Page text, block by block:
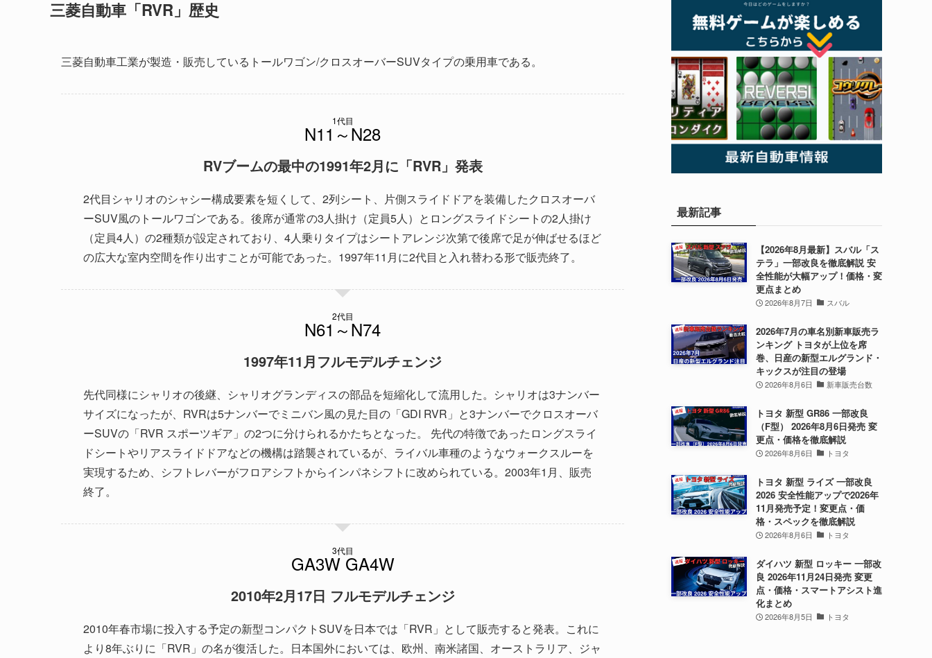
三菱自動車「RVR」歴史
三菱自動車工業が製造・販売しているトールワゴン/クロスオーバーSUVタイプの乗用車である。
1代目
RVブームの最中の1991年2月に「RVR」発表
2代目シャリオのシャシー構成要素を短くして、2列シート、片側スライドドアを装備したクロスオーバ
ーSUV風のトールワゴンである。後席が通常の3人掛け（定員5人）とロングスライドシートの2人掛け
（定員4人）の2種類が設定されており、4人乗りタイプはシートアレンジ次第で後席で足が伸ばせるほど
の広大な室内空間を作り出すことが可能であった。1997年11月に2代目と入れ替わる形で販売終了。
2代目
1997年11月フルモデルチェンジ
先代同様にシャリオの後継、シャリオグランディスの部品を短縮化して流用した。シャリオは3ナンバー
サイズになったが、RVRは5ナンバーでミニバン風の見た目の「GDI RVR」と3ナンバーでクロスオーバ
ーSUVの「RVR スポーツギア」の2つに分けられるかたちとなった。 先代の特徴であったロングスライ
ドシートやリアスライドドアなどの機構は踏襲されているが、ライバル車種のようなウォークスルーを
実現するため、シフトレバーがフロアシフトからインパネシフトに改められている。2003年1月、販売
終了。
3代目
2010年2月17日 フルモデルチェンジ
2010年春市場に投入する予定の新型コンパクトSUVを日本では「RVR」として販売すると発表。これに
より8年ぶりに「RVR」の名が復活した。日本国外においては、欧州、南米諸国、オーストラリア、ジャ
最新記事
【2026年8月最新】スバル「ス
テラ」一部改良を徹底解説 安
全性能が大幅アップ！価格・変
更点まとめ
2026年8月7日 スバル
2026年7月の車名別新車販売ラ
ンキング トヨタが上位を席
巻、日産の新型エルグランド・
キックスが注目の登場
2026年8月6日 新車販売台数
トヨタ 新型 GR86 一部改良
（F型） 2026年8月6日発売 変
更点・価格を徹底解説
2026年8月6日 トヨタ
トヨタ 新型 ライズ 一部改良
2026 安全性能アップで2026年
11月発売予定！変更点・価
格・スペックを徹底解説
2026年8月6日 トヨタ
ダイハツ 新型 ロッキー 一部改
良 2026年11月24日発売 変更
点・価格・スマートアシスト進
化まとめ
2026年8月5日 トヨタ